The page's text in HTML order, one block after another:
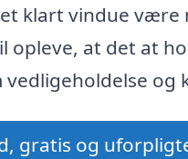
klart vindue være
opleve, at det at
vedligeholdelse og
gratis og